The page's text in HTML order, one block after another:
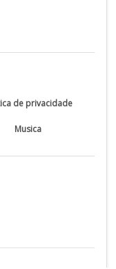
de privacidade
Musica